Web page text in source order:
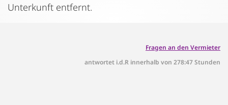
Unterkunft entfernt.
Fragen an den Vermieter
antwortet i.d.R innerhalb von 278:47 Stunden